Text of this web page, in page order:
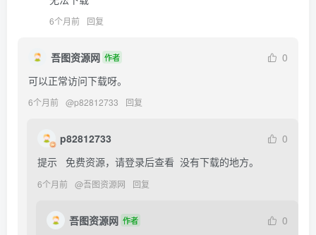
6个月前 回复
吾图资源网 作者
0
可以正常访问下载呀。
6个月前 @p82812733 回复
p82812733
0
提示   免费资源，请登录后查看  没有下载的地方。
6个月前 @吾图资源网 回复
吾图资源网 作者
0